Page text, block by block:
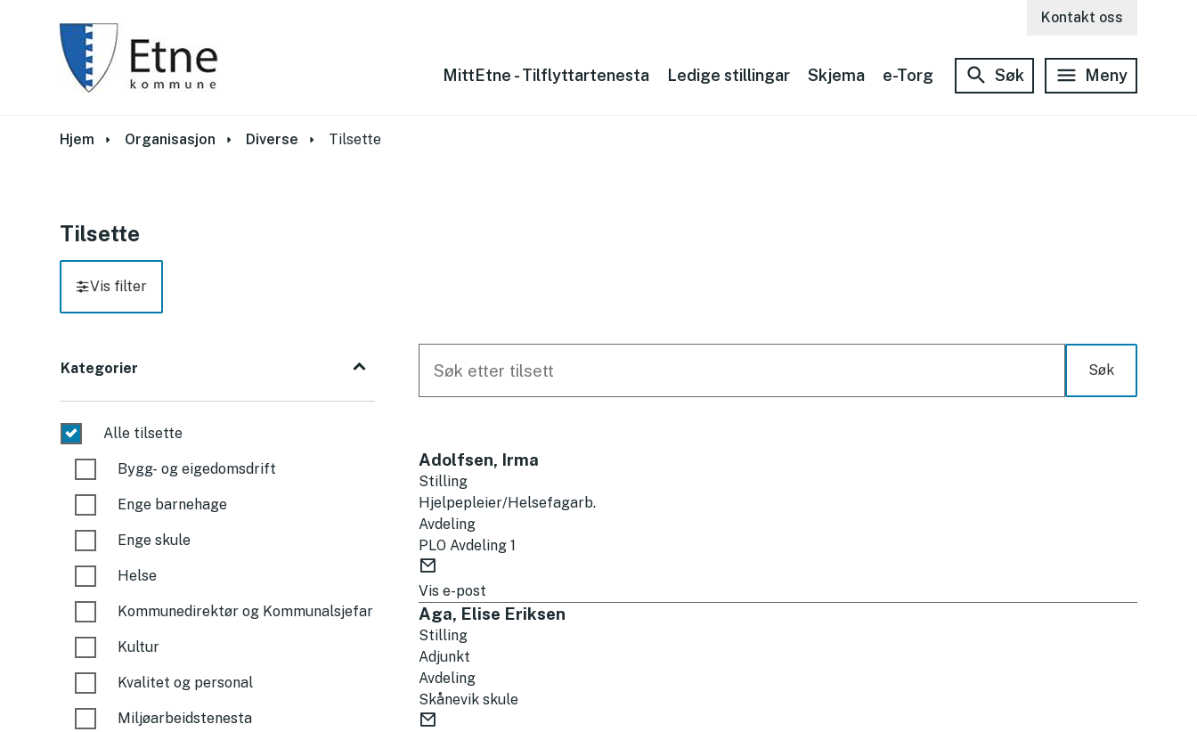
Kontakt oss
MittEtne - Tilflyttartenesta Ledige stillingar Skjema e-Torg Søk Meny
Du er her:
Hjem Organisasjon Diverse Tilsette
Tilsette
Vis filter
Kategorier
Alle tilsette
Bygg- og eigedomsdrift
Enge barnehage
Enge skule
Helse
Kommunedirektør og Kommunalsjefar
Kultur
Kvalitet og personal
Miljøarbeidstenesta
e
t
e
k
s
t
Søk
s
u
l
t
a
t
Adolfsen, Irma
Stilling
Hjelpepleier/Helsefagarb.
Avdeling
PLO Avdeling 1
-
p
o
s
t
Vis e-post
Aga, Elise Eriksen
Stilling
Adjunkt
Avdeling
Skånevik skule